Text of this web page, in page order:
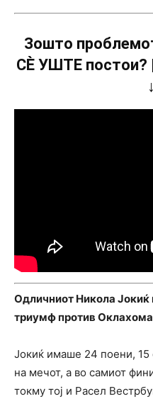
Зошто
СÈ УШТЕ постои?
Одличниот Никола
триумф против
Јокиќ имаше 24 поени, 15
на мечот, а во самиот
токму тој и Расел